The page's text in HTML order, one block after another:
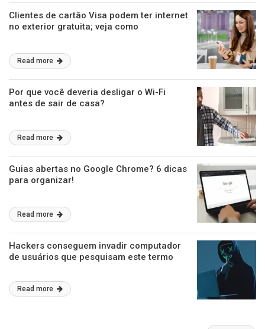
Clientes de cartão Visa podem ter internet
no exterior gratuita; veja como
Read more
Por que você deveria desligar o Wi-Fi
antes de sair de casa?
Read more
Guias abertas no Google Chrome? 6 dicas
para organizar!
Read more
Hackers conseguem invadir computador
de usuários que pesquisam este termo
Read more